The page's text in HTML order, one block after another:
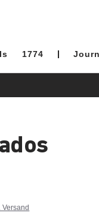
1774
Versand